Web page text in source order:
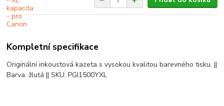
Kompletní specifikace
Originální inkoustová kazeta s vysokou kvalitou barevného tisku. ||
Barva: žlutá || SKU: PGI1500YXL